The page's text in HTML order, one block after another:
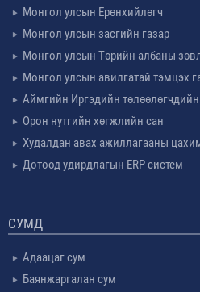
Монгол улсын Ерөнхийлөгч
Монгол улсын засгийн газар
Монгол улсын Төрийн албаны
Монгол улсын авилгатай тэмцэх
Аймгийн Иргэдийн төлөөлөгчдийн
Орон нутгийн хөгжлийн сан
Худалдан авах ажиллагааны
Дотоод удирдлагын ERP систем
СУМД
Адаацаг сум
Баянжаргалан сум